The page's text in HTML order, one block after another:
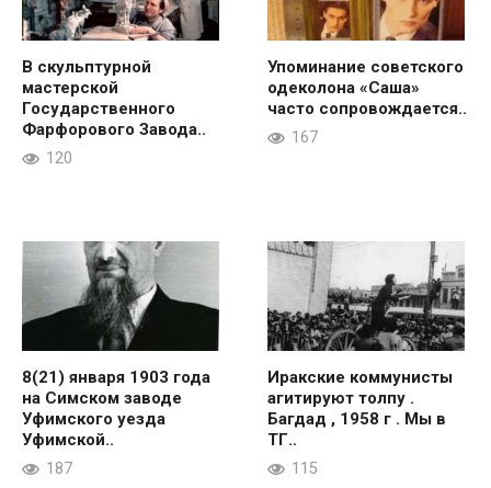
В скульптурной
мастерской
Государственного
Фарфорового Завода..
120
Упоминание советского
одеколона «Саша»
часто сопровождается..
167
8(21) января 1903 года
на Симском заводе
Уфимского уезда
Уфимской..
187
Иракские коммунисты
агитируют толпу .
Багдад , 1958 г . Мы в
ТГ..
115